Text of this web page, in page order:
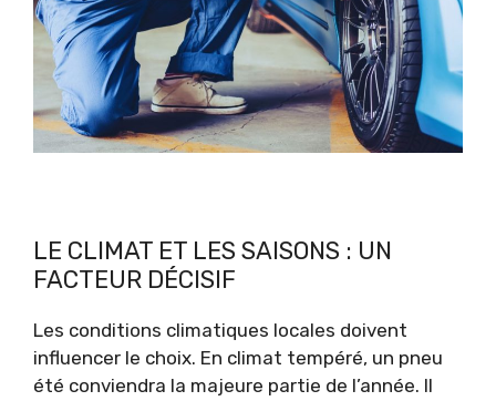
LE CLIMAT ET LES SAISONS : UN
FACTEUR DÉCISIF
Les conditions climatiques locales doivent
influencer le choix. En climat tempéré, un pneu
été conviendra la majeure partie de l’année. Il